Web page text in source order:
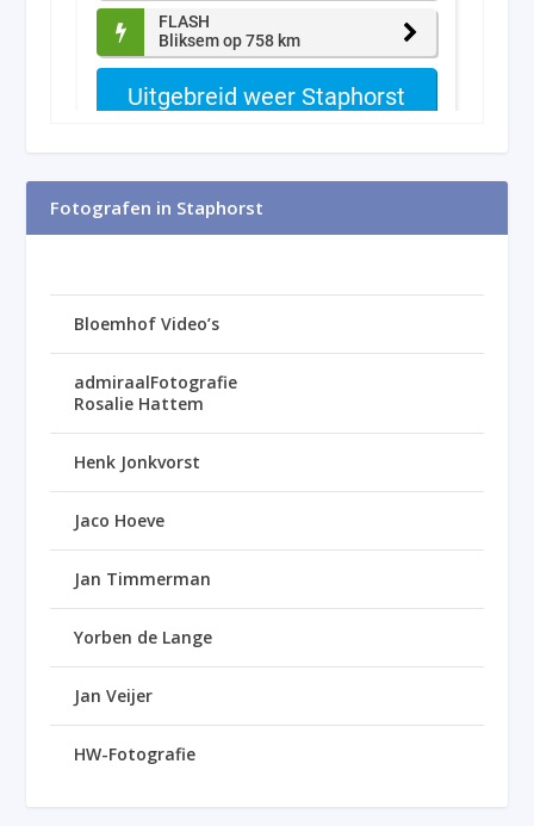
Fotografen in Staphorst
Bloemhof Video’s
admiraalFotografie
Rosalie Hattem
Henk Jonkvorst
Jaco Hoeve
Jan Timmerman
Yorben de Lange
Jan Veijer
HW-Fotografie